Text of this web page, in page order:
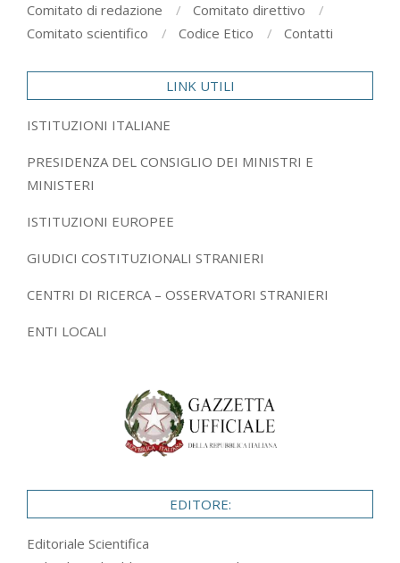
Comitato di redazione
Comitato direttivo
Comitato scientifico
Codice Etico Contatti
LINK UTILI
ISTITUZIONI ITALIANE
PRESIDENZA DEL CONSIGLIO DEI MINISTRI E
MINISTERI
ISTITUZIONI EUROPEE
GIUDICI COSTITUZIONALI STRANIERI
CENTRI DI RICERCA – OSSERVATORI STRANIERI
ENTI LOCALI
EDITORE:
Editoriale Scientifica